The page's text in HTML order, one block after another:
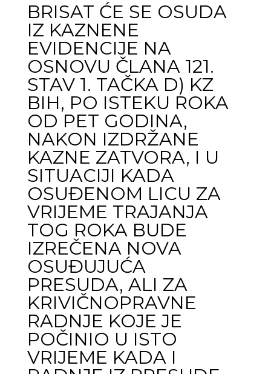
BRISAT ĆE SE OSUDA
IZ KAZNENE
EVIDENCIJE NA
OSNOVU ČLANA 121.
STAV 1. TAČKA D) KZ
BIH, PO ISTEKU ROKA
OD PET GODINA,
NAKON IZDRŽANE
KAZNE ZATVORA, I U
SITUACIJI KADA
OSUĐENOM LICU ZA
VRIJEME TRAJANJA
TOG ROKA BUDE
IZREČENA NOVA
OSUĐUJUĆA
PRESUDA, ALI ZA
KRIVIČNOPRAVNE
RADNJE KOJE JE
POČINIO U ISTO
VRIJEME KADA I